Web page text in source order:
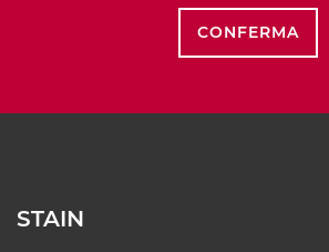
CONFERMA
STAIN